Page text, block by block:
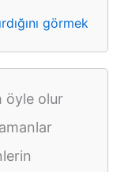
görmek
öyle olur